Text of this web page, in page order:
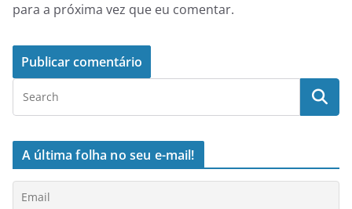
para a próxima vez que eu comentar.
A última folha no seu e-mail!